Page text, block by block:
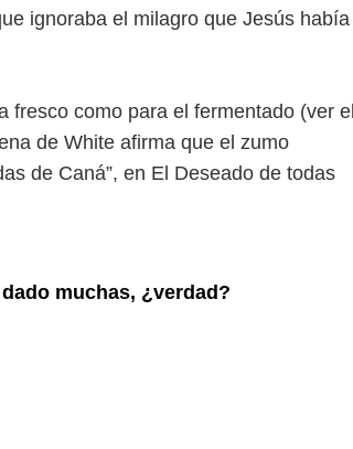
ignoraba el milagro que Jesús había
fresco como para el fermentado (ver el
de White afirma que el zumo
de Caná”, en El Deseado de todas
muchas, ¿verdad?